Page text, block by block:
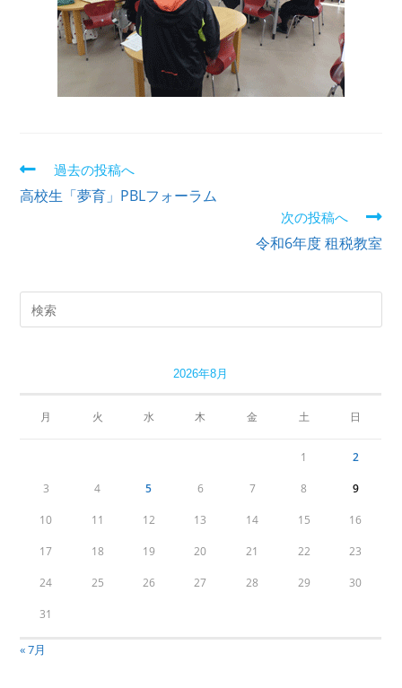
過去の投稿へ
高校生「夢育」PBLフォーラム
次の投稿へ
令和6年度 租税教室
2026年8月
月 火 水 木 金 土 日
1 2
3 4 5 6 7 8 9
10 11 12 13 14 15 16
17 18 19 20 21 22 23
24 25 26 27 28 29 30
31
« 7月